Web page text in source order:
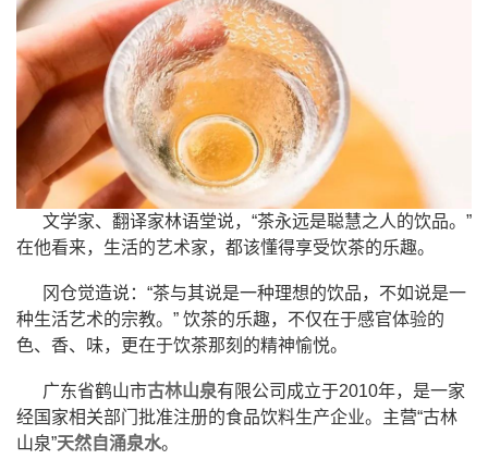
文学家、翻译家林语堂说，“茶永远是聪慧之人的饮品。”
在他看来，生活的艺术家，都该懂得享受饮茶的乐趣。
冈仓觉造说：“茶与其说是一种理想的饮品，不如说是一
种生活艺术的宗教。” 饮茶的乐趣，不仅在于感官体验的
色、香、味，更在于饮茶那刻的精神愉悦。
广东省鹤山市古林山泉有限公司成立于2010年，是一家
经国家相关部门批准注册的食品饮料生产企业。主营“古林
山泉”天然自涌泉水。